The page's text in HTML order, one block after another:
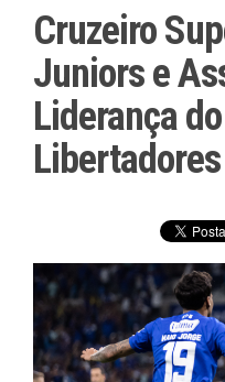
Cruzeiro
Juniors e
Liderança
Libertadores